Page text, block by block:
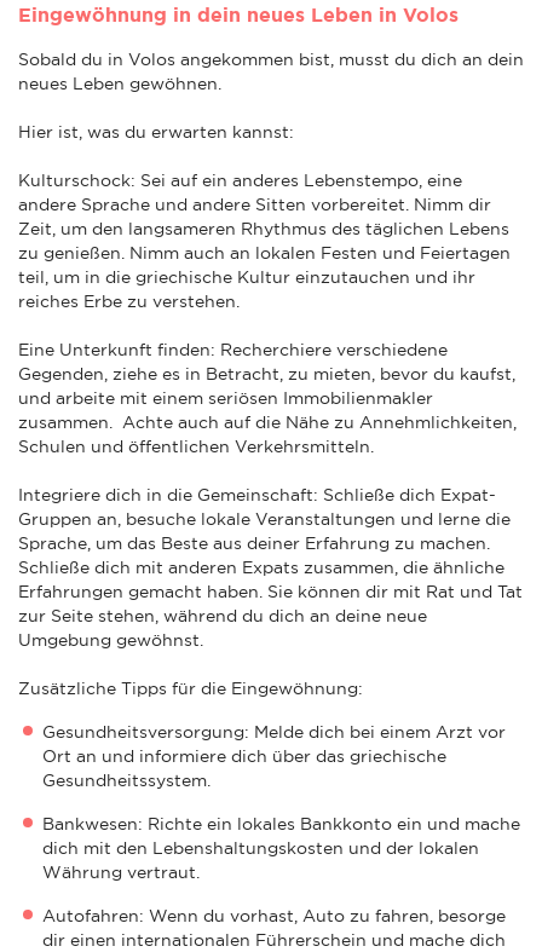
Eingewöhnung in dein neues Leben in Volos
Sobald du in Volos angekommen bist, musst du dich an dein
neues Leben gewöhnen.
Hier ist, was du erwarten kannst:
Kulturschock: Sei auf ein anderes Lebenstempo, eine
andere Sprache und andere Sitten vorbereitet. Nimm dir
Zeit, um den langsameren Rhythmus des täglichen Lebens
zu genießen. Nimm auch an lokalen Festen und Feiertagen
teil, um in die griechische Kultur einzutauchen und ihr
reiches Erbe zu verstehen.
Eine Unterkunft finden: Recherchiere verschiedene
Gegenden, ziehe es in Betracht, zu mieten, bevor du kaufst,
und arbeite mit einem seriösen Immobilienmakler
zusammen. Achte auch auf die Nähe zu Annehmlichkeiten,
Schulen und öffentlichen Verkehrsmitteln.
Integriere dich in die Gemeinschaft: Schließe dich Expat-
Gruppen an, besuche lokale Veranstaltungen und lerne die
Sprache, um das Beste aus deiner Erfahrung zu machen.
Schließe dich mit anderen Expats zusammen, die ähnliche
Erfahrungen gemacht haben. Sie können dir mit Rat und Tat
zur Seite stehen, während du dich an deine neue
Umgebung gewöhnst.
Zusätzliche Tipps für die Eingewöhnung:
Gesundheitsversorgung: Melde dich bei einem Arzt vor
Ort an und informiere dich über das griechische
Gesundheitssystem.
Bankwesen: Richte ein lokales Bankkonto ein und mache
dich mit den Lebenshaltungskosten und der lokalen
Währung vertraut.
Autofahren: Wenn du vorhast, Auto zu fahren, besorge
dir einen internationalen Führerschein und mache dich